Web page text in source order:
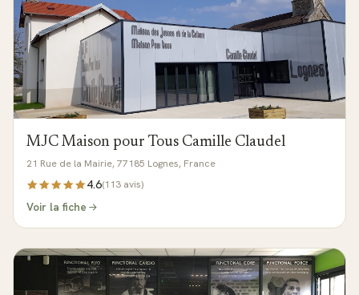
MJC Maison pour Tous Camille Claudel
21 Rue de la Mairie, 77185 Lognes, France
4.6(113 avis)
Voir la fiche